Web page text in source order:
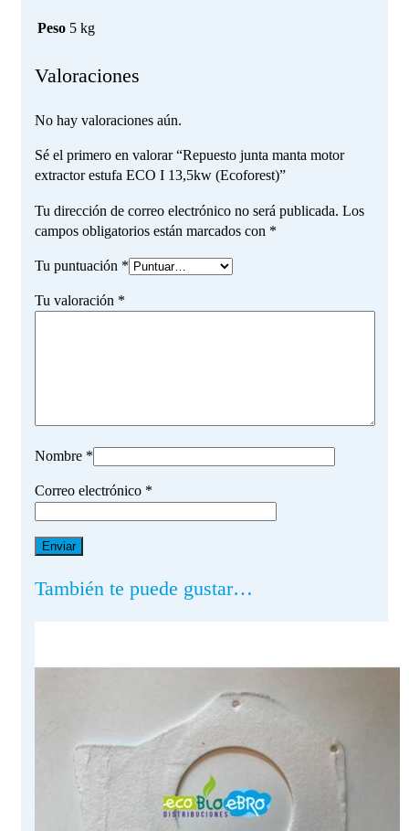
Peso 5 kg
Valoraciones
No hay valoraciones aún.
Sé el primero en valorar “Repuesto junta manta motor
extractor estufa ECO I 13,5kw (Ecoforest)”
Tu dirección de correo electrónico no será publicada. Los
campos obligatorios están marcados con *
Tu puntuación *
Tu valoración *
Nombre *
Correo electrónico *
También te puede gustar…